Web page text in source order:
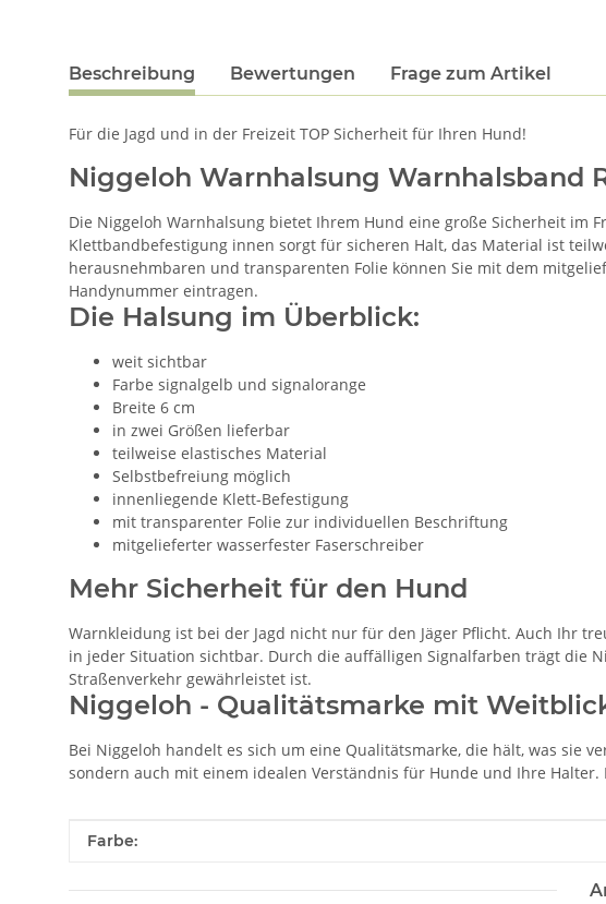
Beschreibung Bewertungen Frage zum Artikel
Für die Jagd und in der Freizeit TOP Sicherheit für Ihren Hund!
Niggeloh Warnhalsung Warnhalsband
Die Niggeloh Warnhalsung bietet Ihrem Hund eine große Sicherheit im
Klettbandbefestigung innen sorgt für sicheren Halt, das Material ist
herausnehmbaren und transparenten Folie können Sie mit dem
Handynummer eintragen.
Die Halsung im Überblick:
weit sichtbar
Farbe signalgelb und signalorange
Breite 6 cm
in zwei Größen lieferbar
teilweise elastisches Material
Selbstbefreiung möglich
innenliegende Klett-Befestigung
mit transparenter Folie zur individuellen Beschriftung
mitgelieferter wasserfester Faserschreiber
Mehr Sicherheit für den Hund
Warnkleidung ist bei der Jagd nicht nur für den Jäger Pflicht. Auch Ihr
in jeder Situation sichtbar. Durch die auffälligen Signalfarben trägt die
Straßenverkehr gewährleistet ist.
Niggeloh - Qualitätsmarke mit
Bei Niggeloh handelt es sich um eine Qualitätsmarke, die hält, was sie
sondern auch mit einem idealen Verständnis für Hunde und Ihre
Produkteigenschaft
Wert
Farbe: